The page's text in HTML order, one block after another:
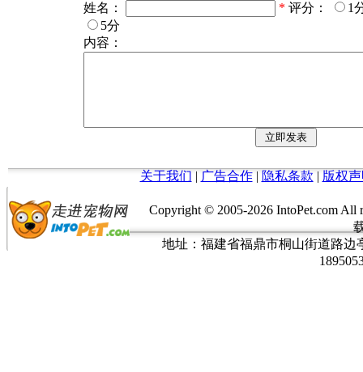
姓名：
* 评分：
1
5分
内容：
关于我们 | 广告合作| 隐私条款 | 版权
Copyright © 2005-2026 IntoPet.com
地址：福建省福鼎市桐山街道路边